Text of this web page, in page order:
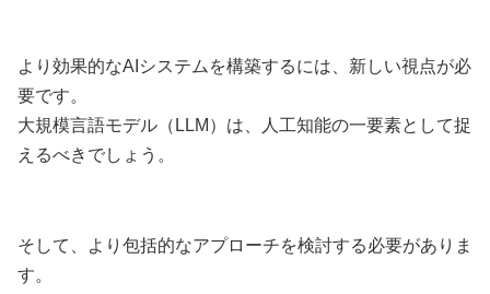
より効果的なAIシステムを構築するには、新しい視点が必
要です。
大規模言語モデル（LLM）は、人工知能の一要素として捉
えるべきでしょう。
そして、より包括的なアプローチを検討する必要がありま
す。